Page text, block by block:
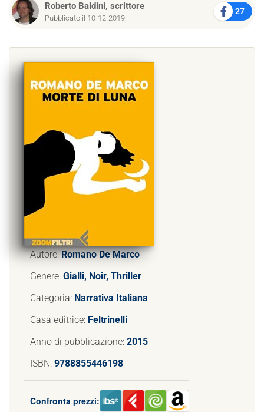
Roberto Baldini, scrittore
Pubblicato il 10-12-2019
27
Autore:Romano De Marco
Genere: Gialli, Noir, Thriller
Categoria: Narrativa Italiana
Casa editrice: Feltrinelli
Anno di pubblicazione: 2015
ISBN: 9788855446198
Confronta prezzi: